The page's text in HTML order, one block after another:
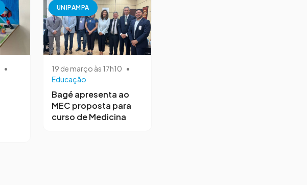
•
UNIPAMPA
19 de março às 17h10 •
Educação
Bagé apresenta ao
MEC proposta para
curso de Medicina